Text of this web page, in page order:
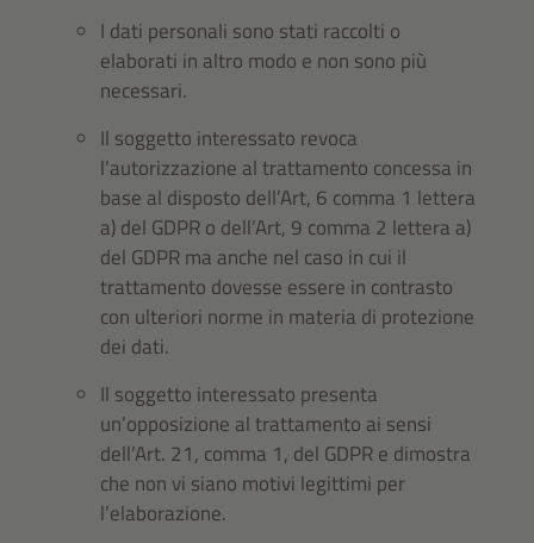
I dati personali sono stati raccolti o
elaborati in altro modo e non sono più
necessari.
Il soggetto interessato revoca
l’autorizzazione al trattamento concessa in
base al disposto dell’Art, 6 comma 1 lettera
a) del GDPR o dell’Art, 9 comma 2 lettera a)
del GDPR ma anche nel caso in cui il
trattamento dovesse essere in contrasto
con ulteriori norme in materia di protezione
dei dati.
Il soggetto interessato presenta
un’opposizione al trattamento ai sensi
dell’Art. 21, comma 1, del GDPR e dimostra
che non vi siano motivi legittimi per
l’elaborazione.